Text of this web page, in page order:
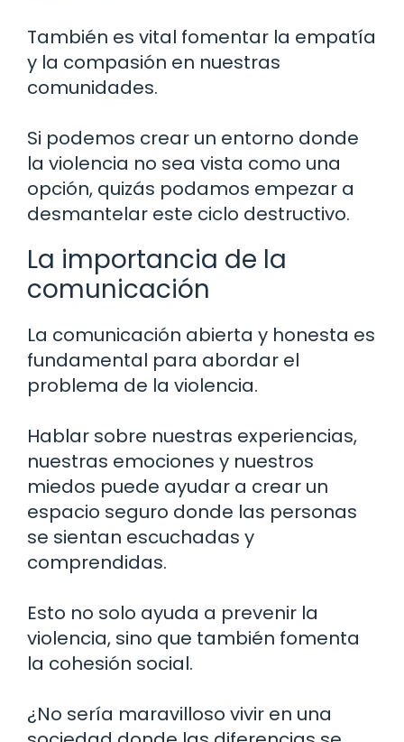
También es vital fomentar la empatía
y la compasión en nuestras
comunidades.
Si podemos crear un entorno donde
la violencia no sea vista como una
opción, quizás podamos empezar a
desmantelar este ciclo destructivo.
La importancia de la
comunicación
La comunicación abierta y honesta es
fundamental para abordar el
problema de la violencia.
Hablar sobre nuestras experiencias,
nuestras emociones y nuestros
miedos puede ayudar a crear un
espacio seguro donde las personas
se sientan escuchadas y
comprendidas.
Esto no solo ayuda a prevenir la
violencia, sino que también fomenta
la cohesión social.
¿No sería maravilloso vivir en una